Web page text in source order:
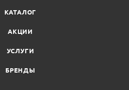
КАТАЛОГ
АКЦИИ
УСЛУГИ
БРЕНДЫ